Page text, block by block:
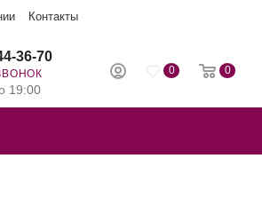
Контакты
0 0
36-70
19:00